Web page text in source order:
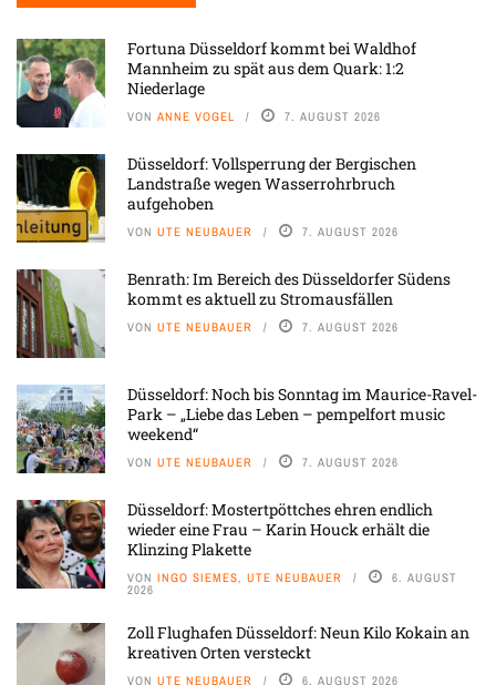
Fortuna Düsseldorf kommt bei Waldhof
Mannheim zu spät aus dem Quark: 1:2
Niederlage
VON ANNE VOGEL 7. AUGUST 2026
Düsseldorf: Vollsperrung der Bergischen
Landstraße wegen Wasserrohrbruch
aufgehoben
VON UTE NEUBAUER 7. AUGUST 2026
Benrath: Im Bereich des Düsseldorfer Südens
kommt es aktuell zu Stromausfällen
VON UTE NEUBAUER 7. AUGUST 2026
Düsseldorf: Noch bis Sonntag im Maurice-Ravel-
Park – „Liebe das Leben – pempelfort music
weekend“
VON UTE NEUBAUER 7. AUGUST 2026
Düsseldorf: Mostertpöttches ehren endlich
wieder eine Frau – Karin Houck erhält die
Klinzing Plakette
VON INGO SIEMES, UTE NEUBAUER 6. AUGUST
2026
Zoll Flughafen Düsseldorf: Neun Kilo Kokain an
kreativen Orten versteckt
VON UTE NEUBAUER 6. AUGUST 2026